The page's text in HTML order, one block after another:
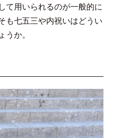
て用いられるのが一般的に
も七五三や内祝いはどうい
うか。